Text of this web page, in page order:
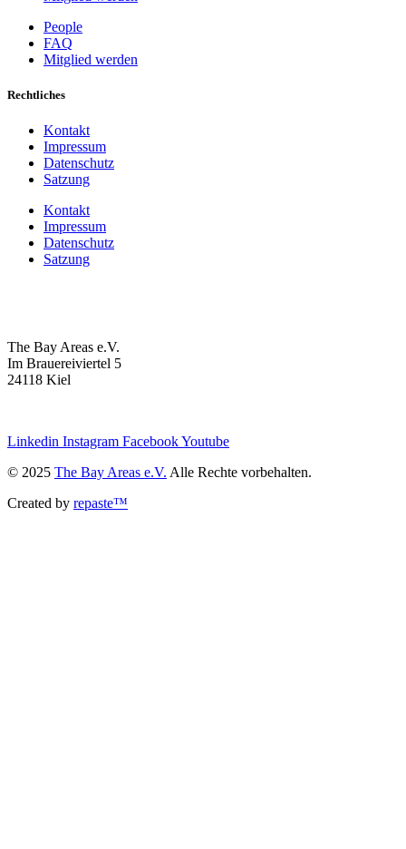
People
FAQ
Mitglied werden
Rechtliches
Kontakt
Impressum
Datenschutz
Satzung
Kontakt
Impressum
Datenschutz
Satzung
The Bay Areas e.V.
Im Brauereiviertel 5
24118 Kiel
Linkedin Instagram FacebookYoutube
© 2025 The Bay Areas e.V. Alle Rechte vorbehalten.
Created by repaste™